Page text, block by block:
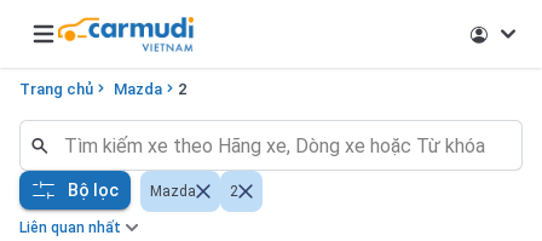
Open main menu
Trang chủ Mazda 2
Liên quan nhất
Bộ lọc Mazda 2